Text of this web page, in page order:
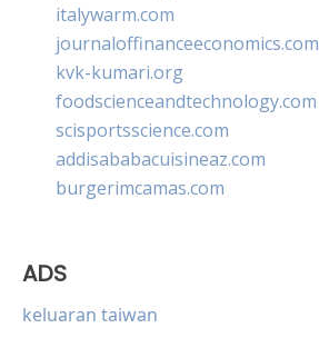
italywarm.com
journaloffinanceeconomics.com
kvk-kumari.org
foodscienceandtechnology.com
scisportsscience.com
addisababacuisineaz.com
burgerimcamas.com
ADS
keluaran taiwan